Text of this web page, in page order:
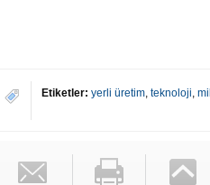
Etiketler: yerli üretim, teknoloji,